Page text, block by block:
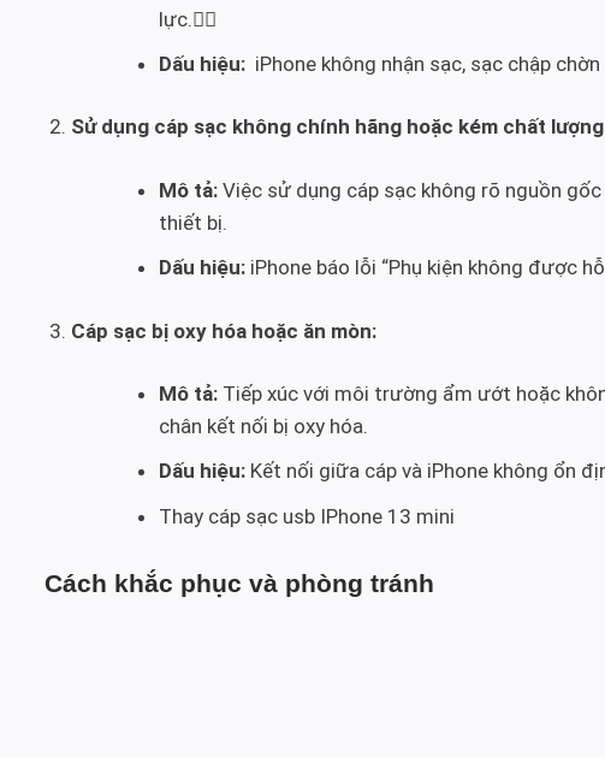
lực.
Dấu hiệu: iPhone không nhận sạc, sạc chập
Sử dụng cáp sạc không chính hãng hoặc kém chất
Mô tả: Việc sử dụng cáp sạc không rõ nguồn
thiết bị.
Dấu hiệu: iPhone báo lỗi “Phụ kiện không được
Cáp sạc bị oxy hóa hoặc ăn mòn:
Mô tả: Tiếp xúc với môi trường ẩm ướt hoặc
chân kết nối bị oxy hóa.
Dấu hiệu: Kết nối giữa cáp và iPhone không ổn
Thay cáp sạc usb IPhone 13 mini
Cách khắc phục và phòng tránh